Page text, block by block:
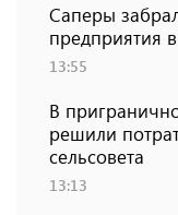
Саперы
предприятия
13:55
В
решили
сельсовета
13:13